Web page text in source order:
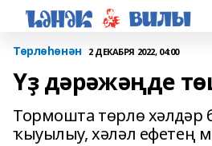
Төрлөһөнән 2 ДЕКАБРЯ 2022, 04:00
Үҙ дәрәжәңде
Тормошта төрлө хәлдәр
ҡыуылыу, хәләл ефетең